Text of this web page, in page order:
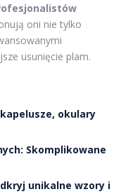
oni nie tylko
usunięcie plam.
okulary
Skomplikowane
unikalne wzory i